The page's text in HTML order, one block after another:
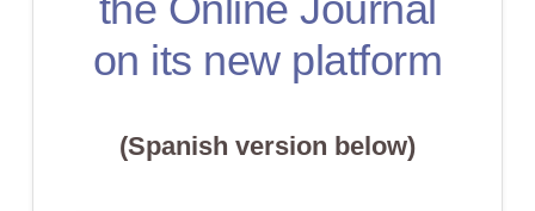
on its new platform
(Spanish version below)